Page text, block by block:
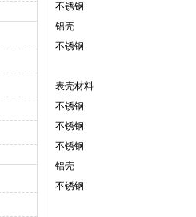
不锈钢
铝壳
不锈钢
表壳材料
不锈钢
不锈钢
不锈钢
铝壳
不锈钢